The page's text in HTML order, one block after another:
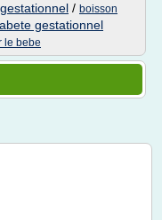
/ boisson
gestationnel
le bebe